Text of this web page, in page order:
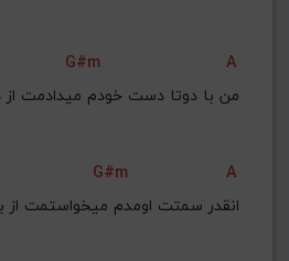
G#m
A
من با دوتا دست خودم میدادمت
G#m
A
انقدر سمتت اومدم میخواستمت